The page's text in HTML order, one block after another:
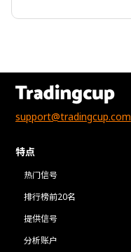
support@tradingcup.com
特点
热门信号
排行榜前20名
提供信号
分析账户